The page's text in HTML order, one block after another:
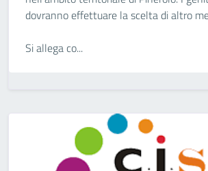
dovranno effettuare la scelta di altro
Si allega co...